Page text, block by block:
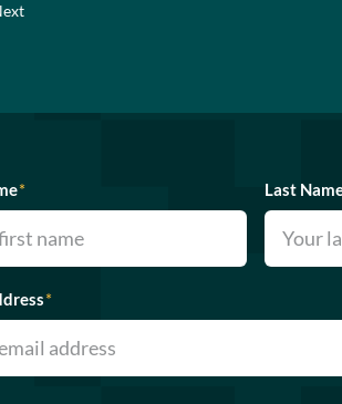
* Last
*